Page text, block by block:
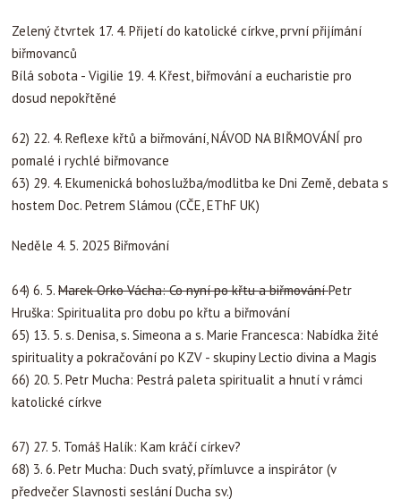
Zelený čtvrtek 17. 4. Přijetí do katolické církve, první přijímání
biřmovanců
Bílá sobota - Vigilie 19. 4. Křest, biřmování a eucharistie pro
dosud nepokřtěné
62) 22. 4. Reflexe křtů a biřmování, NÁVOD NA BIŘMOVÁNÍ pro
pomalé i rychlé biřmovance
63) 29. 4. Ekumenická bohoslužba/modlitba ke Dni Země, debata s
hostem Doc. Petrem Slámou (CČE, EThF UK)
Neděle 4. 5. 2025 Biřmování
64) 6. 5. Marek Orko Vácha: Co nyní po křtu a biřmováníPetr
Hruška: Spiritualita pro dobu po křtu a biřmování
65) 13. 5. s. Denisa, s. Simeona a s. Marie Francesca: Nabídka žité
spirituality a pokračování po KZV - skupiny Lectio divina a Magis
66) 20. 5. Petr Mucha: Pestrá paleta spiritualit a hnutí v rámci
katolické církve
67) 27. 5. Tomáš Halík: Kam kráčí církev?
68) 3. 6. Petr Mucha: Duch svatý, přímluvce a inspirátor (v
předvečer Slavnosti seslání Ducha sv.)